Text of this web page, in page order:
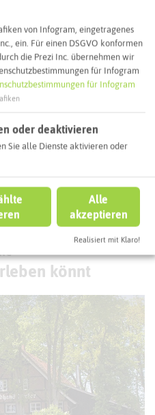
könnt
von Infogram, eingetragenes
ein. Für einen DSGVO konformen
die Prezi Inc. übernehmen wir
für Infogram
für Infogram
oder deaktivieren
Sie alle Dienste aktivieren oder
Alle
akzeptieren
Realisiert mit Klaro!